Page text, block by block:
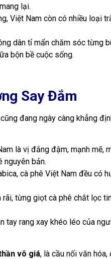
lại.
Việt Nam còn có nhiều loại
dân tỉ mẩn chăm sóc từng
bộn bề cuộc sống.
Say Đắm
đang ngày càng khẳng
là vị đắng đậm, mạnh
nguyên bản.
cà phê Việt Nam đều
rãi, từng giọt cà phê chắt lọc
tay rang xay khéo léo của
vô giá, là cầu nối văn